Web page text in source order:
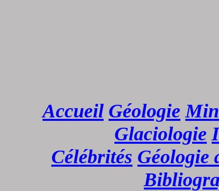
Accueil Géologie
Glaciologie
Célébrités Géologie